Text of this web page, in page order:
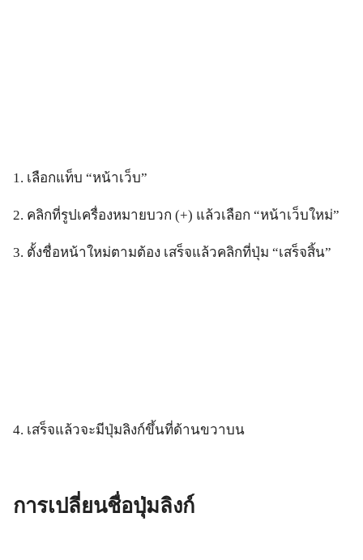
1. เลือกแท็บ “หน้าเว็บ”
2. คลิกที่รูปเครื่องหมายบวก (+) แล้วเลือก “หน้าเว็บใหม่”
3. ตั้งชื่อหน้าใหม่ตามต้อง เสร็จแล้วคลิกที่ปุ่ม “เสร็จสิ้น”
4. เสร็จแล้วจะมีปุ่มลิงก์ขึ้นที่ด้านขวาบน
การเปลี่ยนชื่อปุ่มลิงก์